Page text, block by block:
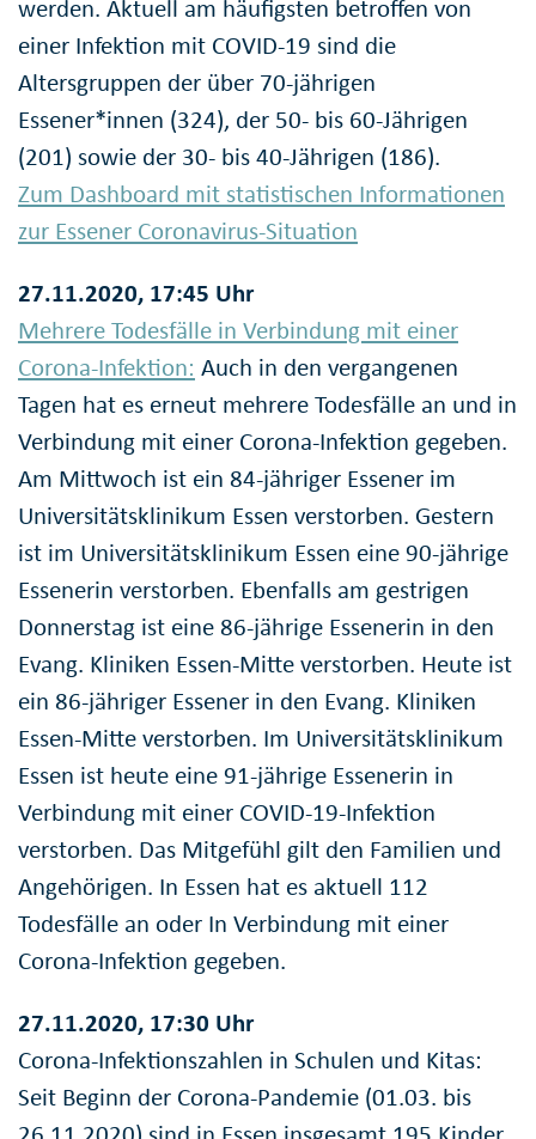
werden. Aktuell am häufigsten betroffen von
einer Infektion mit COVID-19 sind die
Altersgruppen der über 70-jährigen
Essener*innen (324), der 50- bis 60-Jährigen
(201) sowie der 30- bis 40-Jährigen (186).
Zum Dashboard mit statistischen Informationen
zur Essener Coronavirus-Situation
27.11.2020, 17:45 Uhr
Mehrere Todesfälle in Verbindung mit einer
Corona-Infektion: Auch in den vergangenen
Tagen hat es erneut mehrere Todesfälle an und in
Verbindung mit einer Corona-Infektion gegeben.
Am Mittwoch ist ein 84-jähriger Essener im
Universitätsklinikum Essen verstorben. Gestern
ist im Universitätsklinikum Essen eine 90-jährige
Essenerin verstorben. Ebenfalls am gestrigen
Donnerstag ist eine 86-jährige Essenerin in den
Evang. Kliniken Essen-Mitte verstorben. Heute ist
ein 86-jähriger Essener in den Evang. Kliniken
Essen-Mitte verstorben. Im Universitätsklinikum
Essen ist heute eine 91-jährige Essenerin in
Verbindung mit einer COVID-19-Infektion
verstorben. Das Mitgefühl gilt den Familien und
Angehörigen. In Essen hat es aktuell 112
Todesfälle an oder In Verbindung mit einer
Corona-Infektion gegeben.
27.11.2020, 17:30 Uhr
Corona-Infektionszahlen in Schulen und Kitas:
Seit Beginn der Corona-Pandemie (01.03. bis